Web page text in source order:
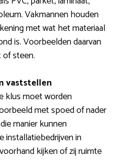
Vakmannen houden
met wat het materiaal
is. Voorbeelden daarvan
steen.
vaststellen
klus moet worden
met spoed of nader
manier kunnen
installatiebedrijven in
kijken of zij ruimte